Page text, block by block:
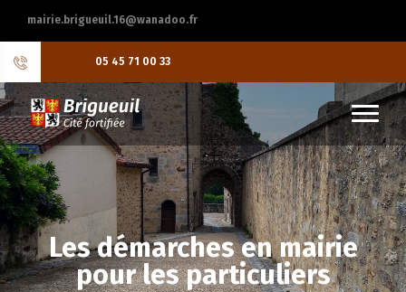
mairie.brigueuil.16@wanadoo.fr
05 45 71 00 33
Les démarches en mairie
pour les particuliers